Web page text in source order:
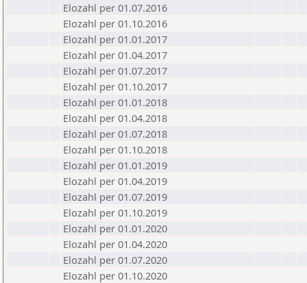
Elozahl per 01.07.2016
Elozahl per 01.10.2016
Elozahl per 01.01.2017
Elozahl per 01.04.2017
Elozahl per 01.07.2017
Elozahl per 01.10.2017
Elozahl per 01.01.2018
Elozahl per 01.04.2018
Elozahl per 01.07.2018
Elozahl per 01.10.2018
Elozahl per 01.01.2019
Elozahl per 01.04.2019
Elozahl per 01.07.2019
Elozahl per 01.10.2019
Elozahl per 01.01.2020
Elozahl per 01.04.2020
Elozahl per 01.07.2020
Elozahl per 01.10.2020